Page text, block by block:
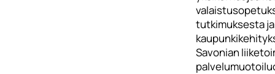
tutkimuksesta ja
Savonian